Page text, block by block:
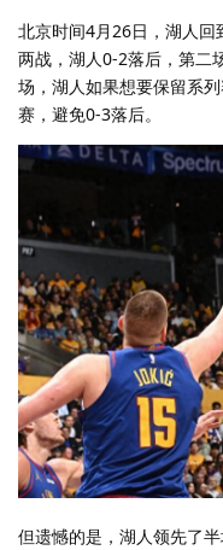
北京时间4月26日，湖人
两战，湖人0-2落后，第二
场，湖人如果想要保留系
赛，避免0-3落后。
但遗憾的是，湖人领先了